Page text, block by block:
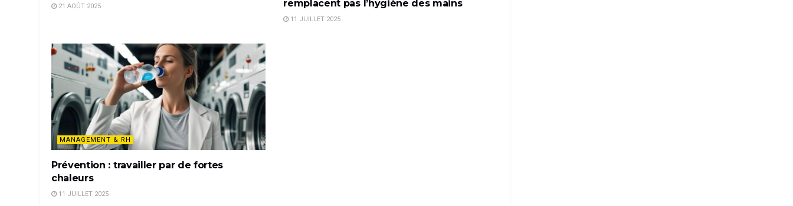
21 AOÛT 2025
remplacent pas l’hygiène des mains
11 JUILLET 2025
MANAGEMENT & RH
Prévention : travailler par de fortes
chaleurs
11 JUILLET 2025